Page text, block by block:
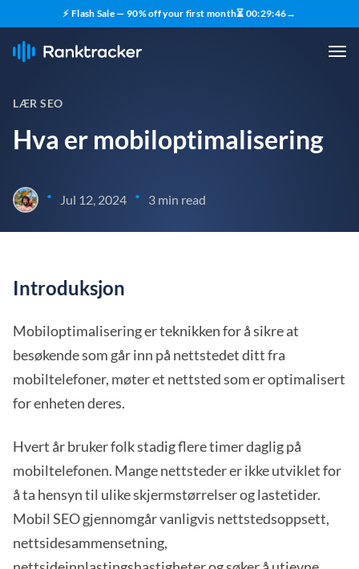
⚡ Flash Sale — 90% off your first month⏳ 00:29:45→
LÆR SEO
Hva er mobiloptimalisering
• Jul 12, 2024 • 3 min read
Introduksjon
Mobiloptimalisering er teknikken for å sikre at
besøkende som går inn på nettstedet ditt fra
mobiltelefoner, møter et nettsted som er optimalisert
for enheten deres.
Hvert år bruker folk stadig flere timer daglig på
mobiltelefonen. Mange nettsteder er ikke utviklet for
å ta hensyn til ulike skjermstørrelser og lastetider.
Mobil SEO gjennomgår vanligvis nettstedsoppsett,
nettsidesammensetning,